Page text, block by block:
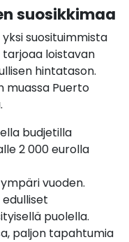
suosikkimaa
suosituimmista
loistavan
hintatason.
muassa Puerto
budjetilla
2 000 eurolla
vuoden.
puolella.
paljon tapahtumia